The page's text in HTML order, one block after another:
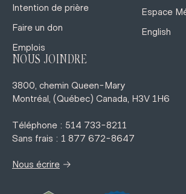
Intention de prière
Faire un don
Emplois
Espace
English
NOUS JOINDRE
3800, chemin Queen-Mary
Montréal, (Québec) Canada, H3V 1H6
Téléphone : 514 733-8211
Sans frais : 1 877 672-8647
Nous écrire →